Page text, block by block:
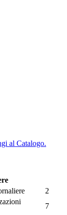
al Catalogo.
2
7